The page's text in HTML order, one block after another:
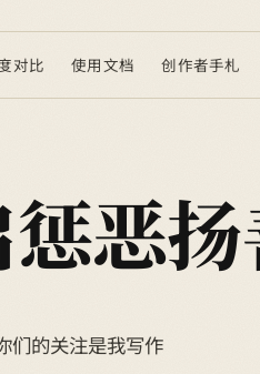
对比 使用文档 创作者手札
恶扬
们的关注是我写作